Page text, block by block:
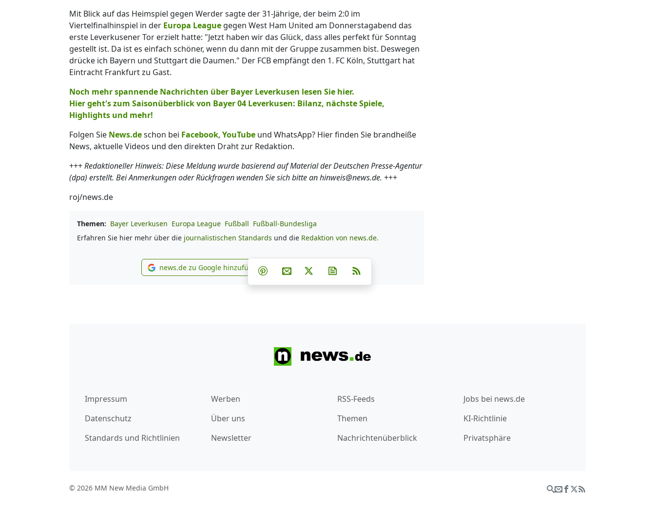
Mit Blick auf das Heimspiel gegen Werder sagte der 31-Jährige, der beim 2:0 im
Viertelfinalhinspiel in der Europa League gegen West Ham United am Donnerstagabend das
erste Leverkusener Tor erzielt hatte: "Jetzt haben wir das Glück, dass alles perfekt für Sonntag
gestellt ist. Da ist es einfach schöner, wenn du dann mit der Gruppe zusammen bist. Deswegen
drücke ich Bayern und Stuttgart die Daumen." Der FCB empfängt den 1. FC Köln, Stuttgart hat
Eintracht Frankfurt zu Gast.
Noch mehr spannende Nachrichten über Bayer Leverkusen lesen Sie hier.
Hier geht's zum Saisonüberblick von Bayer 04 Leverkusen: Bilanz, nächste Spiele,
Highlights und mehr!
Folgen Sie News.deschon bei Facebook, YouTube und WhatsApp? Hier finden Sie brandheiße
News, aktuelle Videos und den direkten Draht zur Redaktion.
+++Redaktioneller Hinweis: Diese Meldung wurde basierend auf Material der Deutschen Presse-Agentur
(dpa) erstellt. Bei Anmerkungen oder Rückfragen wenden Sie sich bitte an hinweis@news.de. +++
roj/news.de
Themen: Bayer Leverkusen Europa League Fußball Fußball-Bundesliga
Erfahren Sie hier mehr über die journalistischen Standards und die Redaktion von news.de.
news.de zu Google hinzufügen
news.de zu Google hinzufügen Teilen auf Facebook
Teilen auf Whatsapp
Teilen auf Telegram
Teilen auf Pinterest
Per E-Mail teilen
Post auf XNewsletter abonnieren
Impressum
Datenschutz
Standards und Richtlinien
Werben
Über uns
Newsletter
RSS-Feeds
Themen
Nachrichtenüberblick
Jobs bei news.de
KI-Richtlinie
Privatsphäre
© 2026 MM New Media GmbH